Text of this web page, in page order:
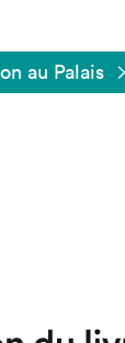
au Palais